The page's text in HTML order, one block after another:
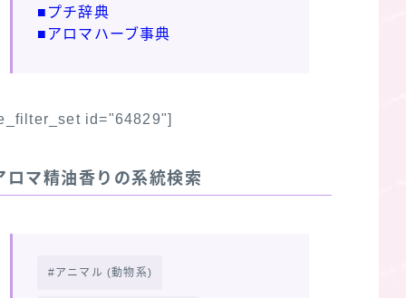
■プチ辞典
■アロマハーブ事典
id="64829"]
ロマ精油香りの系統検索
アニマル (動物系)